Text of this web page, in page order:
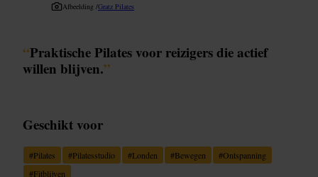
Afbeelding /Gratz Pilates
“Praktische Pilates voor reizigers die actief
willen blijven.”
Geschikt voor
#Pilates #Pilatesstudio #Londen #Bewegen #Ontspanning
#Fitblijven